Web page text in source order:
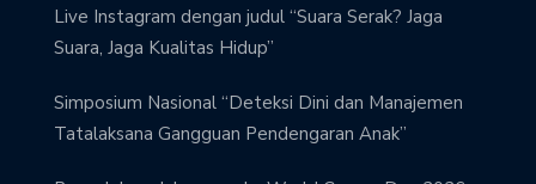
Live Instagram dengan judul “Suara Serak? Jaga
Suara, Jaga Kualitas Hidup”
Simposium Nasional “Deteksi Dini dan Manajemen
Tatalaksana Gangguan Pendengaran Anak”